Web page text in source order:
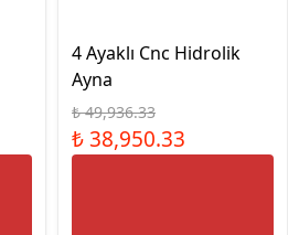
4 Ayaklı Cnc Hidrolik
Ayna
₺ 49,936.33
₺ 38,950.33